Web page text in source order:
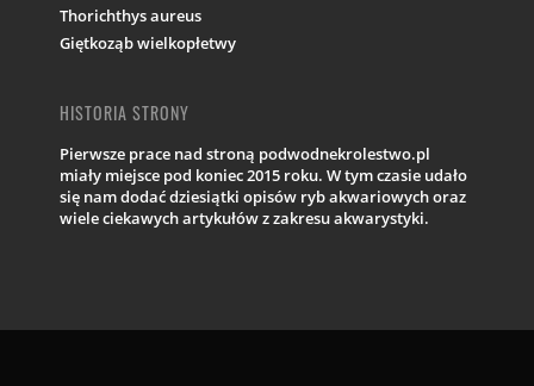
Thorichthys aureus
Giętkoząb wielkopłetwy
HISTORIA STRONY
Pierwsze prace nad stroną podwodnekrolestwo.pl
miały miejsce pod koniec 2015 roku. W tym czasie udało
się nam dodać dziesiątki opisów ryb akwariowych oraz
wiele ciekawych artykułów z zakresu akwarystyki.